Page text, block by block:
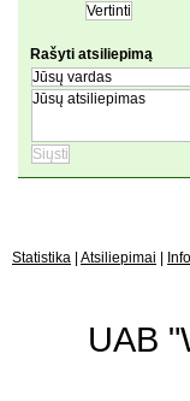
Rašyti atsiliepimą
Statistika Atsiliepimai
UAB